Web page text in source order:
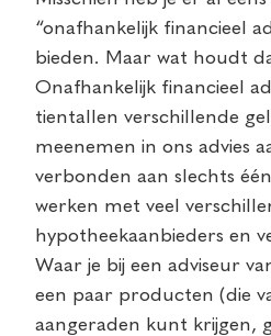
“onafhankelijk financieel
bieden. Maar wat houdt
Onafhankelijk financieel
tientallen verschillende
meenemen in ons advies
verbonden aan slechts
werken met veel
hypotheekaanbieders en
Waar je bij een adviseur
een paar producten (die
aangeraden kunt krijgen,